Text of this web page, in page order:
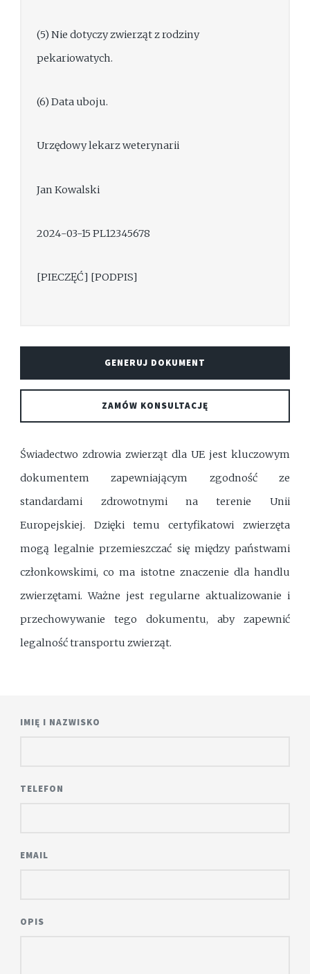
(5) Nie dotyczy zwierząt z rodziny
pekariowatych.
(6) Data uboju.
Urzędowy lekarz weterynarii
Jan Kowalski
2024-03-15 PL12345678
[PIECZĘĆ] [PODPIS]
GENERUJ DOKUMENT
ZAMÓW KONSULTACJĘ
Świadectwo zdrowia zwierząt dla UE jest kluczowym
dokumentem zapewniającym zgodność ze
standardami zdrowotnymi na terenie Unii
Europejskiej. Dzięki temu certyfikatowi zwierzęta
mogą legalnie przemieszczać się między państwami
członkowskimi, co ma istotne znaczenie dla handlu
zwierzętami. Ważne jest regularne aktualizowanie i
przechowywanie tego dokumentu, aby zapewnić
legalność transportu zwierząt.
IMIĘ I NAZWISKO
TELEFON
EMAIL
OPIS